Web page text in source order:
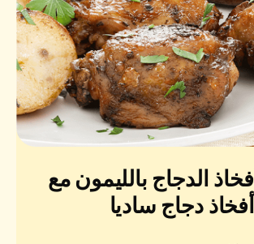
إرسال
الدجاج بالليمون مع
أفخاذ دجاج ساديا